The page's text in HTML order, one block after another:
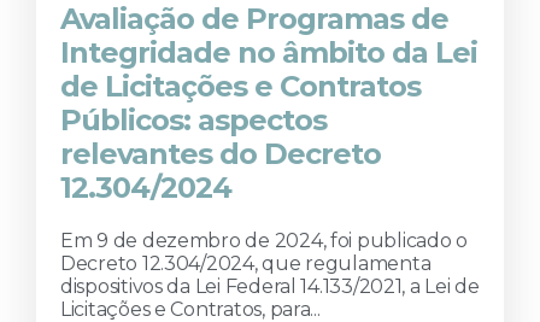
Avaliação de Programas de
Integridade no âmbito da Lei
de Licitações e Contratos
Públicos: aspectos
relevantes do Decreto
12.304/2024
Em 9 de dezembro de 2024, foi publicado o
Decreto 12.304/2024, que regulamenta
dispositivos da Lei Federal 14.133/2021, a Lei de
Licitações e Contratos, para...